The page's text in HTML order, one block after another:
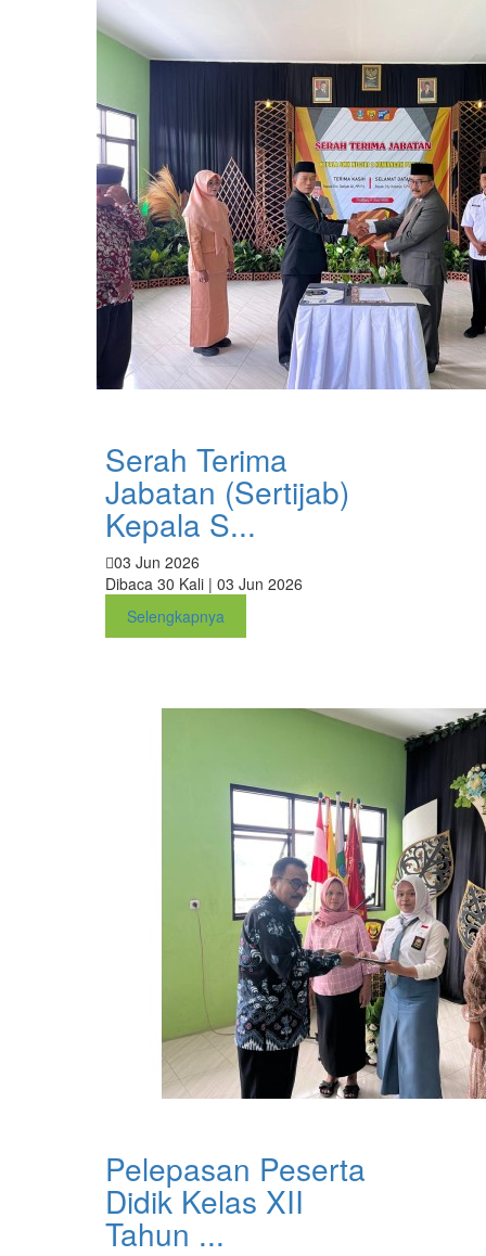
Serah Terima
Jabatan (Sertijab)
Kepala S...
03 Jun 2026
Dibaca 30 Kali | 03 Jun 2026
Selengkapnya
Pelepasan Peserta
Didik Kelas XII
Tahun ...